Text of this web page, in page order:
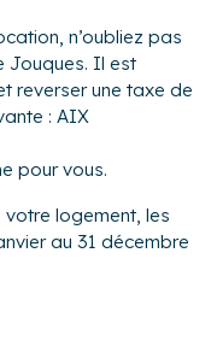
n’oubliez pas
Jouques. Il est
reverser une taxe de
: AIX
pour vous.
logement, les
au 31 décembre